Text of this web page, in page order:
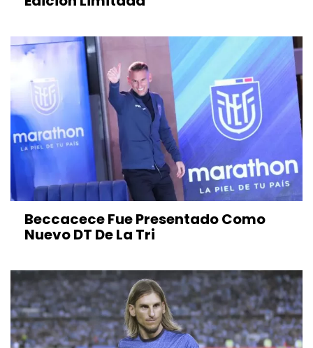
Beccacece Fue Presentado Como
Nuevo DT De La Tri